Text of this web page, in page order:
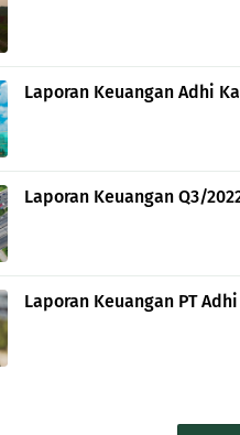
Laporan Keuangan Adhi
Laporan Keuangan Q3/
Laporan Keuangan PT